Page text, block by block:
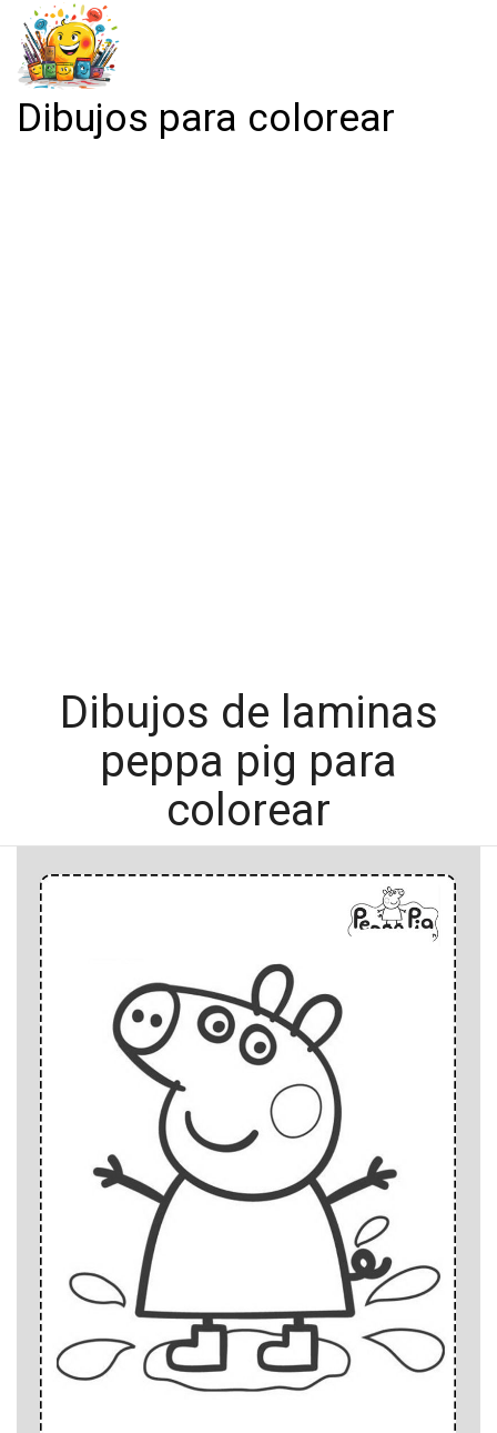
Dibujos para colorear
Dibujos de laminas
peppa pig para
colorear